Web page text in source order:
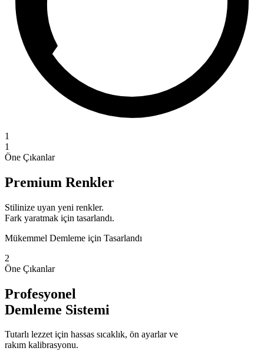
1
1
Öne Çıkanlar
Premium Renkler
Stilinize uyan yeni renkler.
Fark yaratmak için tasarlandı.
Mükemmel Demleme için Tasarlandı
2
Öne Çıkanlar
Profesyonel
Demleme Sistemi
Tutarlı lezzet için hassas sıcaklık, ön ayarlar ve
rakım kalibrasyonu.